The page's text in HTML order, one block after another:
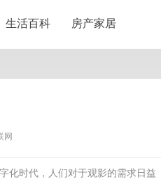
生活百科 房产家居
网
化时代，人们对于观影的需求日益